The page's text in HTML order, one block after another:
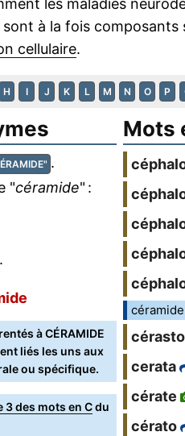
les maladies
sont à la fois
cellulaire.
H I J K L M N O P
.
"céramide" :
à CÉRAMIDE
liés les uns aux
ou spécifique.
3 des mots en Cdu
Mots
céramide
cerata
cérate
cérato